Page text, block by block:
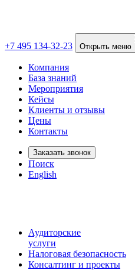
+7 495 134-32-23 Открыть меню
Компания
База знаний
Мероприятия
Кейсы
Клиенты и отзывы
Цены
Контакты
Заказать звонок
Поиск
English
Аудиторские
услуги
Налоговая безопасность
Консалтинг и проекты